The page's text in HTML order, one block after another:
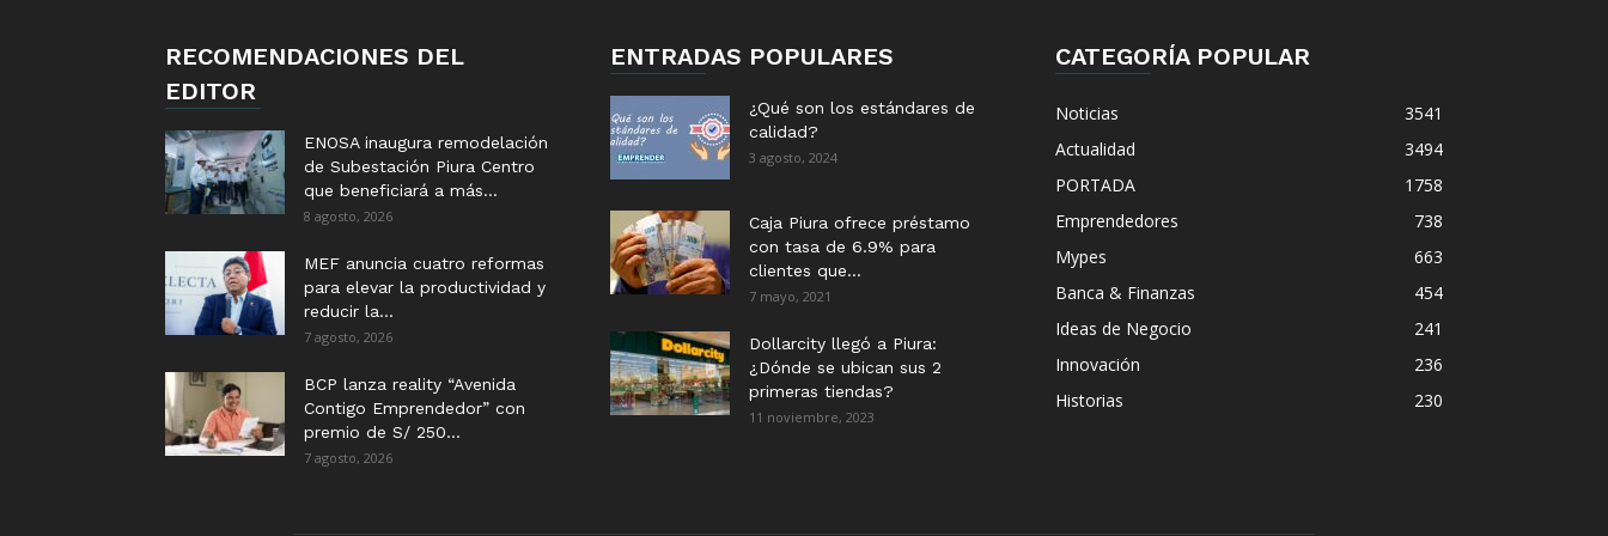
RECOMENDACIONES DEL
EDITOR
ENOSA inaugura remodelación
de Subestación Piura Centro
que beneficiará a más...
8 agosto, 2026
MEF anuncia cuatro reformas
para elevar la productividad y
reducir la...
7 agosto, 2026
BCP lanza reality “Avenida
Contigo Emprendedor” con
premio de S/ 250...
7 agosto, 2026
ENTRADAS POPULARES
¿Qué son los estándares de
calidad?
3 agosto, 2024
Caja Piura ofrece préstamo
con tasa de 6.9% para
clientes que...
7 mayo, 2021
Dollarcity llegó a Piura:
¿Dónde se ubican sus 2
primeras tiendas?
11 noviembre, 2023
CATEGORÍA POPULAR
Noticias
3541
Actualidad
3494
PORTADA
1758
Emprendedores
738
Mypes
663
Banca & Finanzas
454
Ideas de Negocio
241
Innovación
236
Historias
230